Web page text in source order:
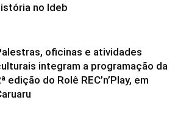
no Ideb
oficinas e atividades
integram a programação da
edição do Rolê REC’n’Play, em